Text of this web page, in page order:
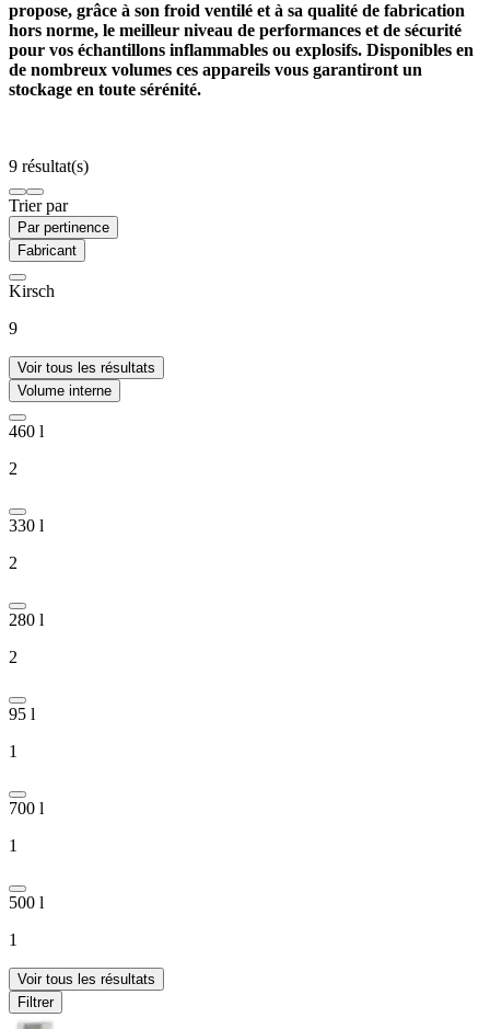
propose, grâce à son froid ventilé et à sa qualité de fabrication
hors norme, le meilleur niveau de performances et de sécurité
pour vos échantillons inflammables ou explosifs. Disponibles en
de nombreux volumes ces appareils vous garantiront un
stockage en toute sérénité.
9 résultat(s)
Trier par
Par pertinence
Fabricant
Kirsch
9
Voir tous les résultats
Volume interne
460 l
2
330 l
2
280 l
2
95 l
1
700 l
1
500 l
1
Voir tous les résultats
Filtrer